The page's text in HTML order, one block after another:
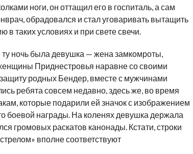
ноги, он оттащил его в госпиталь, а сам
обрадовался и стал уговаривать вытащить
в таких условиях и при свете свечи.
ночь была девушка — жена замкомроты,
Приднестровья наравне со своими
родных Бендер, вместе с мужчинами
ребята совсем недавно, здесь же, во время
которые подарили ей значок с изображением
боевой награды. На коленях девушка держала
громовых раскатов канонады. Кстати, строки
вполне соответствуют